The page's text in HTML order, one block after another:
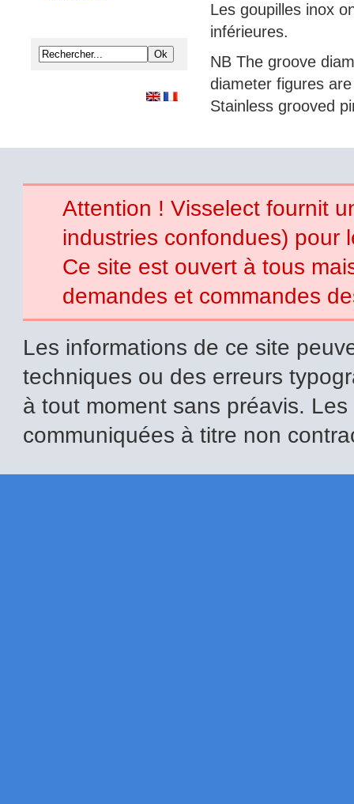
Les goupilles inox
inférieures.
NB The groove
diameter figures
Stainless grooved
Attention ! Visselect fournit
industries confondues) pour
Ce site est ouvert à tous
demandes et commandes
Les informations de ce site
techniques ou des erreurs
à tout moment sans préavis.
communiquées à titre non